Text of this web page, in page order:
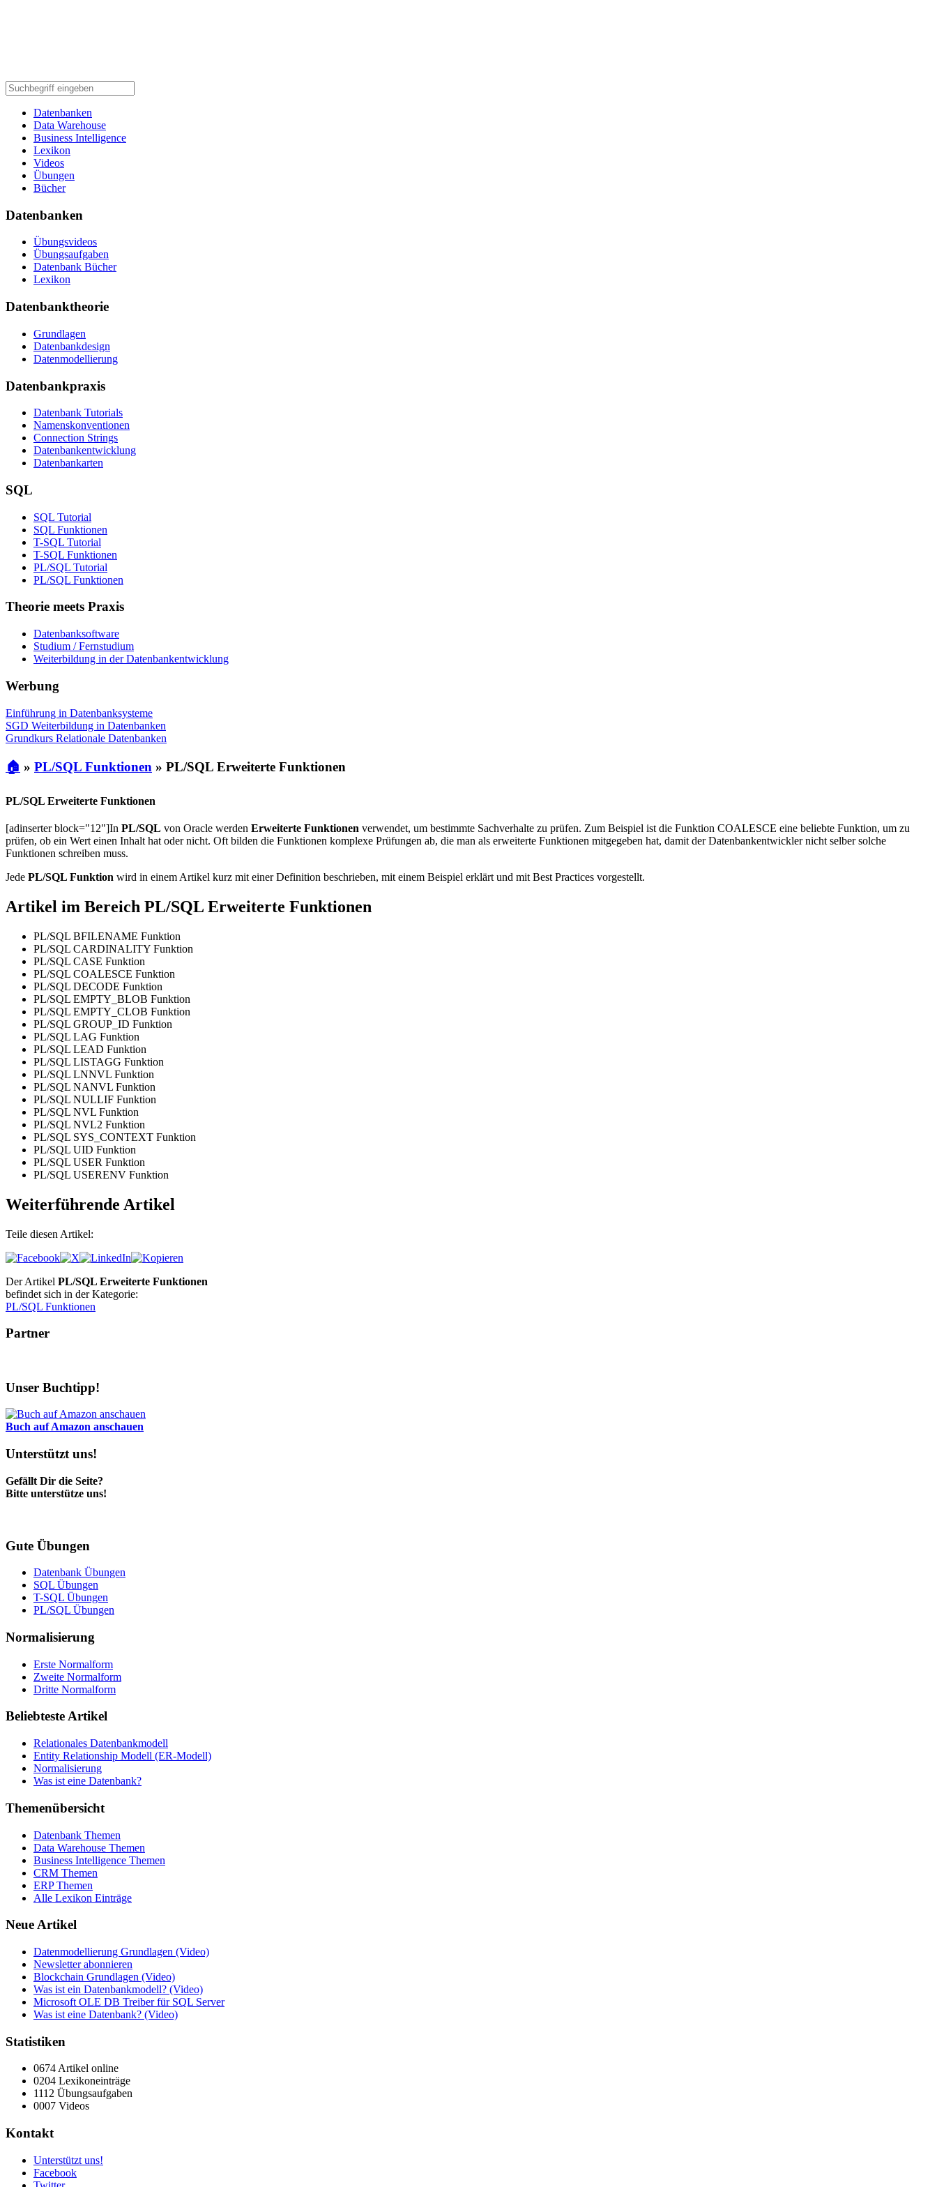
Datenbanken
Data Warehouse
Business Intelligence
Lexikon
Videos
Übungen
Bücher
Datenbanken
Übungsvideos
Übungsaufgaben
Datenbank Bücher
Lexikon
Datenbanktheorie
Grundlagen
Datenbankdesign
Datenmodellierung
Datenbankpraxis
Datenbank Tutorials
Namenskonventionen
Connection Strings
Datenbankentwicklung
Datenbankarten
SQL
SQL Tutorial
SQL Funktionen
T-SQL Tutorial
T-SQL Funktionen
PL/SQL Tutorial
PL/SQL Funktionen
Theorie meets Praxis
Datenbanksoftware
Studium / Fernstudium
Weiterbildung in der Datenbankentwicklung
Werbung
Einführung in Datenbanksysteme
SGD Weiterbildung in Datenbanken
Grundkurs Relationale Datenbanken
🏠 » PL/SQL Funktionen » PL/SQL Erweiterte Funktionen
PL/SQL Erweiterte Funktionen
[adinserter block="12"]In PL/SQL von Oracle werden Erweiterte Funktionen verwendet, um bestimmte Sachverhalte zu prüfen. Zum Beispiel ist die Funktion COALESCE eine beliebte Funktion, um zu
prüfen, ob ein Wert einen Inhalt hat oder nicht. Oft bilden die Funktionen komplexe Prüfungen ab, die man als erweiterte Funktionen mitgegeben hat, damit der Datenbankentwickler nicht selber solche
Funktionen schreiben muss.
Jede PL/SQL Funktion wird in einem Artikel kurz mit einer Definition beschrieben, mit einem Beispiel erklärt und mit Best Practices vorgestellt.
Artikel im Bereich PL/SQL Erweiterte Funktionen
PL/SQL BFILENAME Funktion
PL/SQL CARDINALITY Funktion
PL/SQL CASE Funktion
PL/SQL COALESCE Funktion
PL/SQL DECODE Funktion
PL/SQL EMPTY_BLOB Funktion
PL/SQL EMPTY_CLOB Funktion
PL/SQL GROUP_ID Funktion
PL/SQL LAG Funktion
PL/SQL LEAD Funktion
PL/SQL LISTAGG Funktion
PL/SQL LNNVL Funktion
PL/SQL NANVL Funktion
PL/SQL NULLIF Funktion
PL/SQL NVL Funktion
PL/SQL NVL2 Funktion
PL/SQL SYS_CONTEXT Funktion
PL/SQL UID Funktion
PL/SQL USER Funktion
PL/SQL USERENV Funktion
Weiterführende Artikel
Teile diesen Artikel:
Der Artikel PL/SQL Erweiterte Funktionen
befindet sich in der Kategorie:
PL/SQL Funktionen
Partner
Unser Buchtipp!
Buch auf Amazon anschauen
Unterstützt uns!
Gefällt Dir die Seite?
Bitte unterstütze uns!
Gute Übungen
Datenbank Übungen
SQL Übungen
T-SQL Übungen
PL/SQL Übungen
Normalisierung
Erste Normalform
Zweite Normalform
Dritte Normalform
Beliebteste Artikel
Relationales Datenbankmodell
Entity Relationship Modell (ER-Modell)
Normalisierung
Was ist eine Datenbank?
Themenübersicht
Datenbank Themen
Data Warehouse Themen
Business Intelligence Themen
CRM Themen
ERP Themen
Alle Lexikon Einträge
Neue Artikel
Datenmodellierung Grundlagen (Video)
Newsletter abonnieren
Blockchain Grundlagen (Video)
Was ist ein Datenbankmodell? (Video)
Microsoft OLE DB Treiber für SQL Server
Was ist eine Datenbank? (Video)
Statistiken
0674 Artikel online
0204 Lexikoneinträge
1112 Übungsaufgaben
0007 Videos
Kontakt
Unterstützt uns!
Facebook